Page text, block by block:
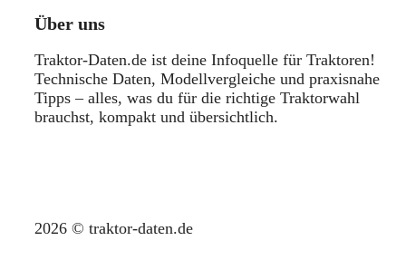
Über uns
Traktor-Daten.de ist deine Infoquelle für Traktoren!
Technische Daten, Modellvergleiche und praxisnahe
Tipps – alles, was du für die richtige Traktorwahl
brauchst, kompakt und übersichtlich.
2026 © traktor-daten.de